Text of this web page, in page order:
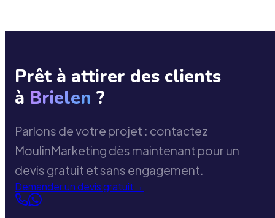
Prêt à attirer des clients
à Brielen ?
Parlons de votre projet : contactez
MoulinMarketing dès maintenant pour un
devis gratuit et sans engagement.
Demander un devis gratuit→